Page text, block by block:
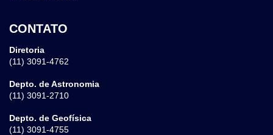
CONTATO
Diretoria
(11) 3091-4762
Depto. de Astronomia
(11) 3091-2710
Depto. de Geofísica
(11) 3091-4755